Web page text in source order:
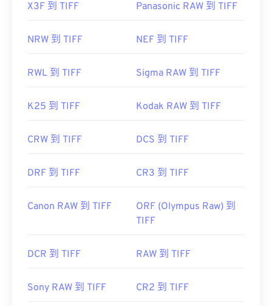
X3F 到 TIFF Panasonic RAW 到 TIFF
NRW 到 TIFF NEF 到 TIFF
RWL 到 TIFF Sigma RAW 到 TIFF
K25 到 TIFF Kodak RAW 到 TIFF
CRW 到 TIFF DCS 到 TIFF
DRF 到 TIFF CR3 到 TIFF
Canon RAW 到 TIFF
ORF (Olympus Raw) 到
TIFF
DCR 到 TIFF RAW 到 TIFF
Sony RAW 到 TIFF CR2 到 TIFF